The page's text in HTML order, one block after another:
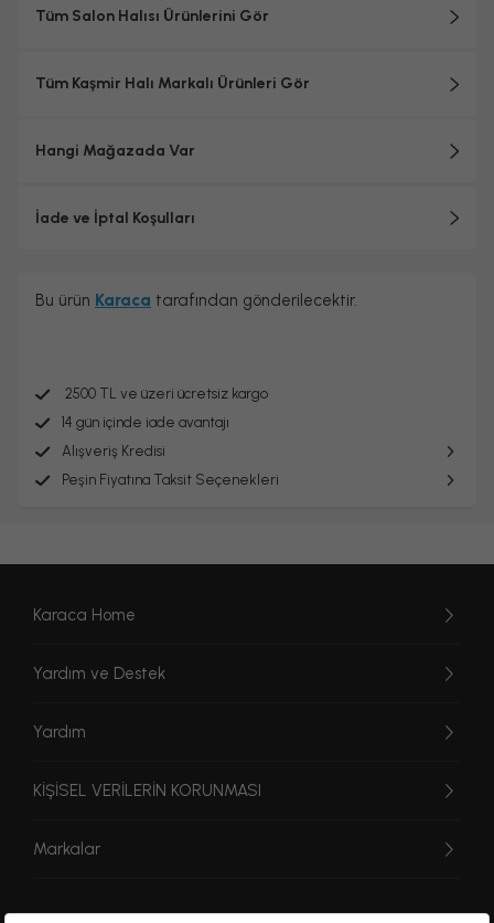
Tüm Salon Halısı Ürünlerini Gör
Tüm Kaşmir Halı Markalı Ürünleri Gör
Hangi Mağazada Var
İade ve İptal Koşulları
Bu ürün Karaca tarafından gönderilecektir.
2500 TL ve üzeri ücretsiz kargo
14 gün içinde iade avantajı
Alışveriş Kredisi
Peşin Fiyatına Taksit Seçenekleri
Karaca Home
Yardım ve Destek
Yardım
KİŞİSEL VERİLERİN KORUNMASI
Markalar